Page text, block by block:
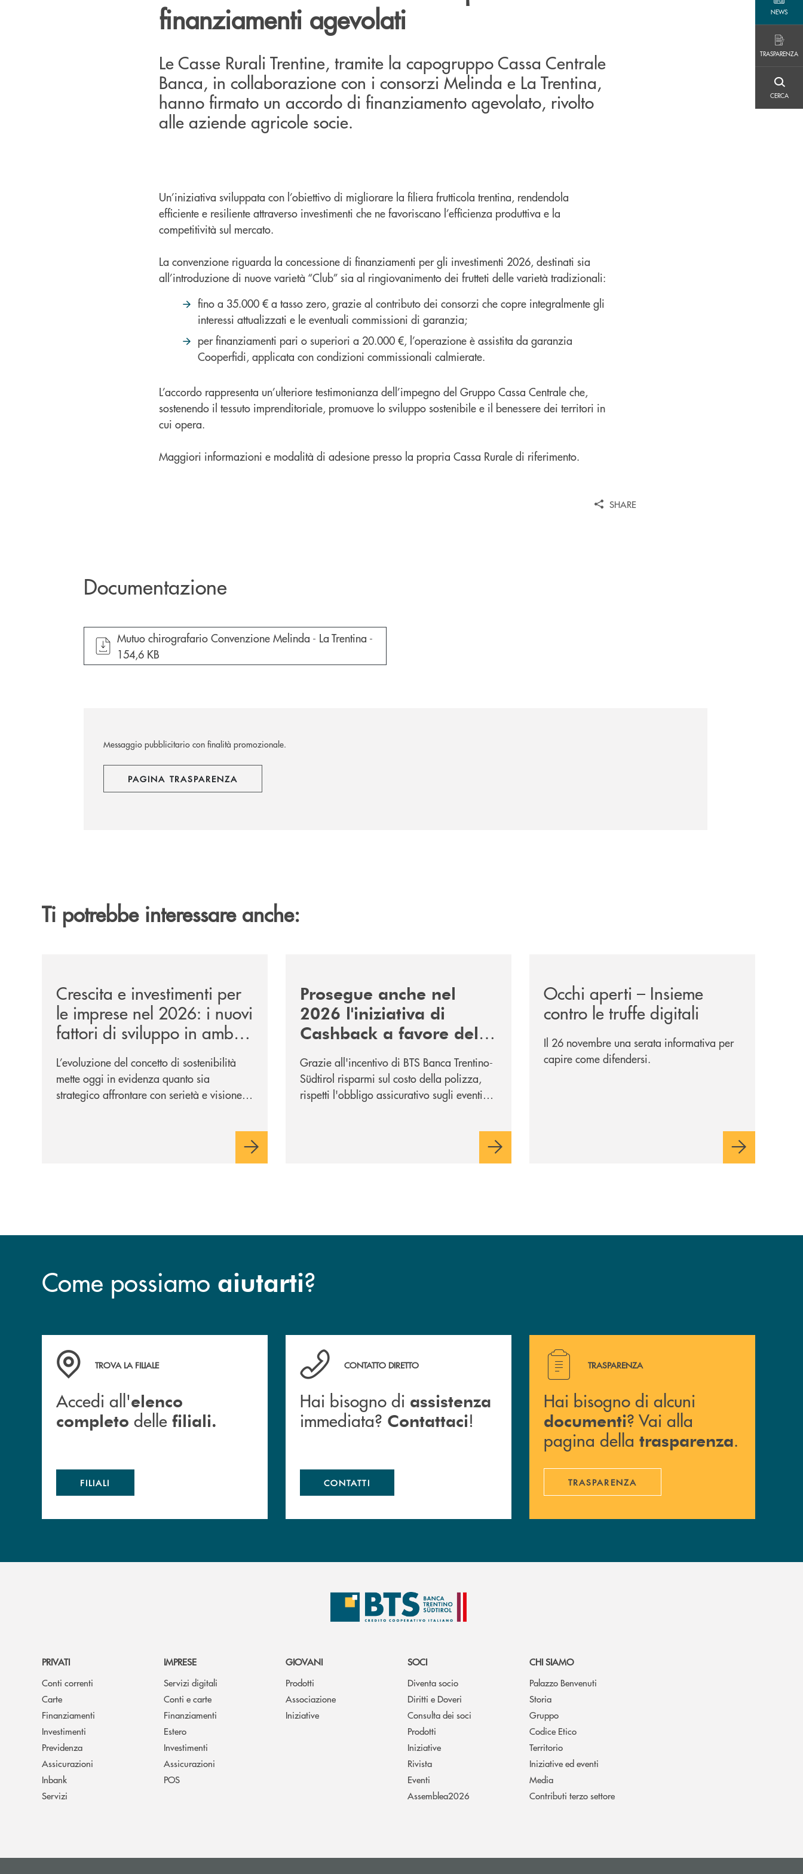
NEWS
TRASPARENZA
CERCA
finanziamenti agevolati
Le Casse Rurali Trentine, tramite la capogruppo Cassa Centrale
Banca, in collaborazione con i consorzi Melinda e La Trentina,
hanno firmato un accordo di finanziamento agevolato, rivolto
alle aziende agricole socie.
Un’iniziativa sviluppata con l’obiettivo di migliorare la filiera frutticola trentina, rendendola
efficiente e resiliente attraverso investimenti che ne favoriscano l’efficienza produttiva e la
competitività sul mercato.
La convenzione riguarda la concessione di finanziamenti per gli investimenti 2026, destinati sia
all’introduzione di nuove varietà “Club” sia al ringiovanimento dei frutteti delle varietà tradizionali:
fino a 35.000 € a tasso zero, grazie al contributo dei consorzi che copre integralmente gli
interessi attualizzati e le eventuali commissioni di garanzia;
per finanziamenti pari o superiori a 20.000 €, l’operazione è assistita da garanzia
Cooperfidi, applicata con condizioni commissionali calmierate.
L’accordo rappresenta un’ulteriore testimonianza dell’impegno del Gruppo Cassa Centrale che,
sostenendo il tessuto imprenditoriale, promuove lo sviluppo sostenibile e il benessere dei territori in
cui opera.
Maggiori informazioni e modalità di adesione presso la propria Cassa Rurale di riferimento.
SHARE
Documentazione
apre documento in una nuova finestra
Mutuo chirografario Convenzione Melinda - La Trentina -
154,6 KB
Messaggio pubblicitario con finalità promozionale.
PAGINA TRASPARENZA
Ti potrebbe interessare anche:
Crescita e investimenti per
le imprese nel 2026: i nuovi
fattori di sviluppo in ambito
ESG
L’evoluzione del concetto di sostenibilità
mette oggi in evidenza quanto sia
strategico affrontare con serietà e visione le
Prosegue anche nel
2026 l'iniziativa di
Cashback a favore delle
imprese.
Acquista Assirisk e
risparmi sul premio del
Grazie all'incentivo di BTS Banca Trentino-
Südtirol risparmi sul costo della polizza,
rispetti l'obbligo assicurativo sugli eventi
Occhi aperti – Insieme
contro le truffe digitali
Il 26 novembre una serata informativa per
capire come difendersi.
Come possiamo aiutarti?
Accedi all' elenco completo delle filiali.
TROVA LA FILIALE
Accedi all'elenco
completo delle filiali.
FILIALI
Hai bisogno di assistenza immediata? Contattaci !
CONTATTO DIRETTO
Hai bisogno di assistenza
immediata? Contattaci!
CONTATTI
Hai bisogno di alcuni documenti ? Vai alla pagina della
TRASPARENZA
Hai bisogno di alcuni
documenti? Vai alla
pagina della trasparenza.
TRASPARENZA
PRIVATI
Conti correnti
Carte
Finanziamenti
Investimenti
Previdenza
Assicurazioni
Inbank
Servizi
IMPRESE
Servizi digitali
Conti e carte
Finanziamenti
Estero
Investimenti
Assicurazioni
POS
GIOVANI
Prodotti
Associazione
Iniziative
SOCI
Diventa socio
Diritti e Doveri
Consulta dei soci
Prodotti
Iniziative
Rivista
Eventi
Assemblea2026
CHI SIAMO
Palazzo Benvenuti
Storia
Gruppo
Codice Etico
Territorio
Iniziative ed eventi
Media
Contributi terzo settore